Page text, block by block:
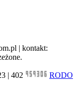
| kontakt:
| 402 RODO